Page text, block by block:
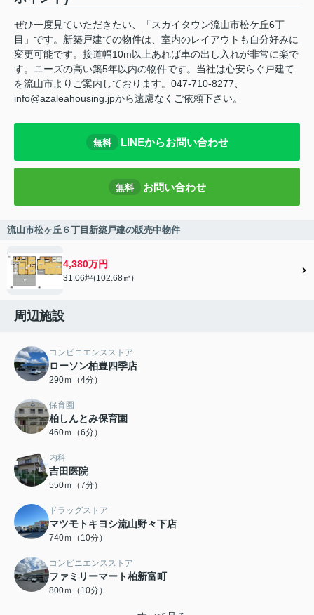
ぜひ一度見ていただきたい、「スカイタウン流山市松ケ丘6丁
目」です。新築戸建ての物件は、室内のレイアウトも自分好みに
変更可能です。接道幅10m以上あれば車の出し入れが非常に楽で
す。ニーズの高い築5年以内の物件です。当社は心安らぐ戸建て
を流山市よりご案内しております。047-710-8277、
info@azaleahousing.jpから遠慮なくご依頼下さい。
無料 LINEからお問い合わせ
無料 お問い合わせ
流山市松ヶ丘６丁目新築戸建の販売中物件
4,380万円
31.06坪(102.68㎡)
周辺施設
コンビニエンスストア
ローソン柏豊四季店
290ｍ（4分）
保育園
柏しんとみ保育園
460ｍ（6分）
内科
吉田医院
550ｍ（7分）
ドラッグストア
マツモトキヨシ流山野々下店
740ｍ（10分）
コンビニエンスストア
ファミリーマート柏新富町
800ｍ（10分）